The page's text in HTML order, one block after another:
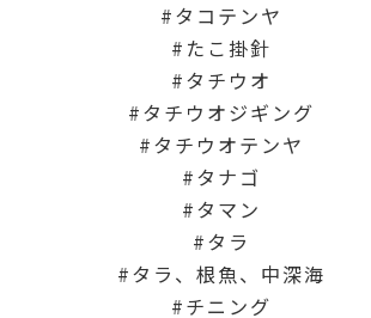
タコテンヤ
たこ掛針
タチウオ
タチウオジギング
タチウオテンヤ
タナゴ
タマン
タラ
タラ、根魚、中深海
チニング